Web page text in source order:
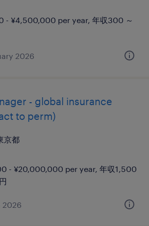
- ¥4,500,000 per year, 年収300 ～
2026
- global insurance
to perm)
京都
- ¥20,000,000 per year, 年収1,500
2026